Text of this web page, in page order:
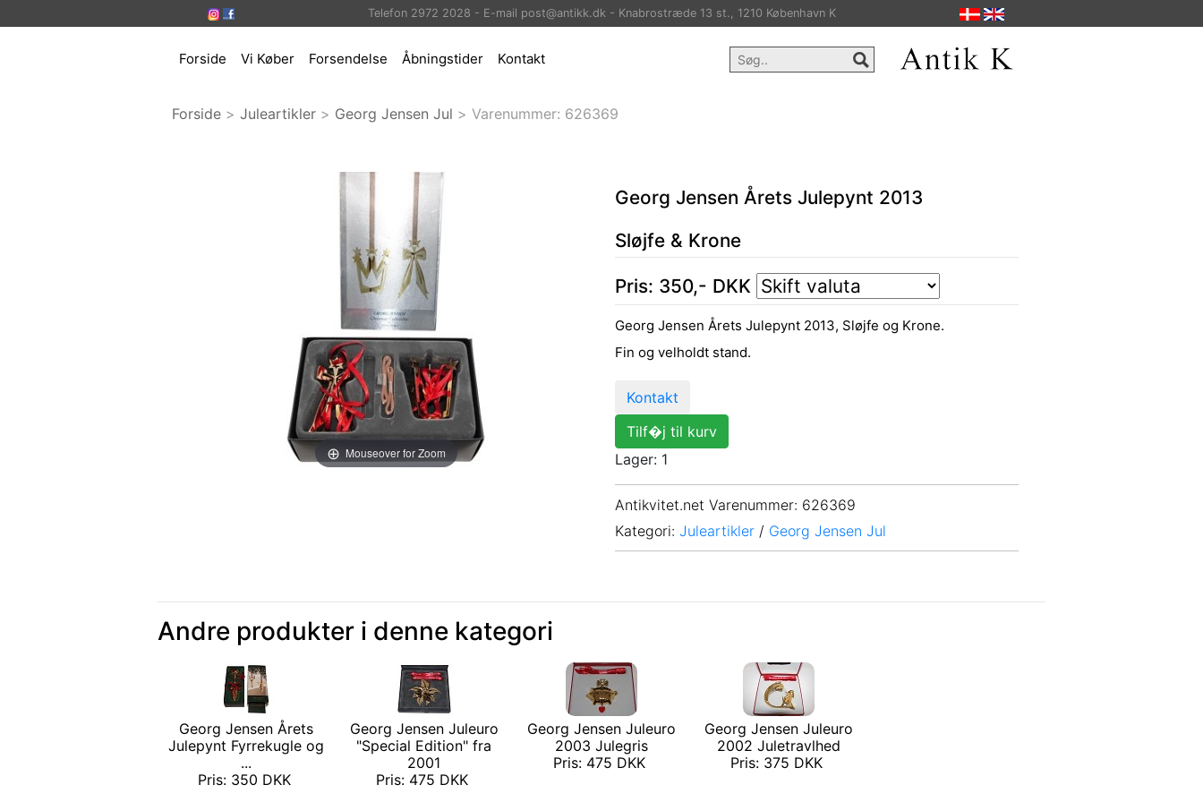
Telefon 2972 2028 - E-mail post@antikk.dk - Knabrostræde 13 st., 1210 København K
Forside Vi Køber Forsendelse Åbningstider Kontakt
Forside > Juleartikler > Georg Jensen Jul > Varenummer: 626369
Mouseover for Zoom
Georg Jensen Årets Julepynt 2013
Sløjfe & Krone
Pris: 350,- DKK
Georg Jensen Årets Julepynt 2013, Sløjfe og Krone.
Fin og velholdt stand.
Kontakt
Tilf�j til kurv
Lager: 1
Antikvitet.net Varenummer: 626369
Kategori: Juleartikler / Georg Jensen Jul
Andre produkter i denne kategori
Georg Jensen Årets
Julepynt Fyrrekugle og
...
Pris: 350 DKK
Georg Jensen Juleuro
"Special Edition" fra
2001
Pris: 475 DKK
Georg Jensen Juleuro
2003 Julegris
Pris: 475 DKK
Georg Jensen Juleuro
2002 Juletravlhed
Pris: 375 DKK